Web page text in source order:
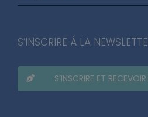
S’INSCRIRE À LA
S’INSCRIRE ET